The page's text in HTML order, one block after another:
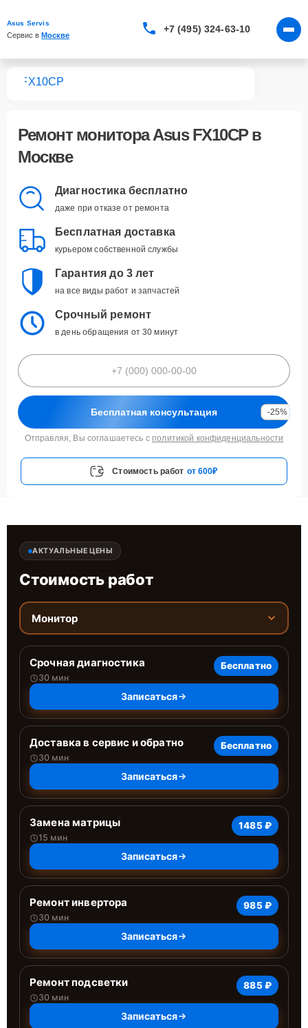
Asus Servis
Сервис в Москве
+7 (495) 324-63-10
FX10CP
Ремонт монитора Asus FX10CPв
Москве
Диагностика бесплатно
даже при отказе от ремонта
Бесплатная доставка
курьером собственной службы
Гарантия до 3 лет
на все виды работ и запчастей
Срочный ремонт
в день обращения от 30 минут
Бесплатная консультация -25%
Отправляя, Вы соглашаетесь с политикой конфиденциальности
Стоимость работ от 600₽
АКТУАЛЬНЫЕ ЦЕНЫ
Стоимость работ
Монитор
Срочная диагностика
30 мин
Бесплатно
Записаться
Доставка в сервис и обратно
30 мин
Бесплатно
Записаться
Замена матрицы
15 мин
1485 ₽
Записаться
Ремонт инвертора
30 мин
985 ₽
Записаться
Ремонт подсветки
30 мин
885 ₽
Записаться